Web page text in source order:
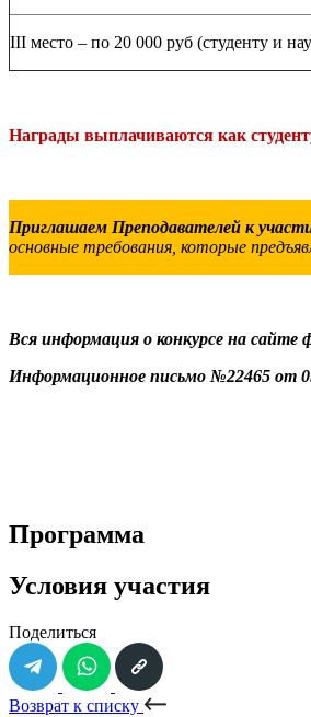
III место – по 20 000 руб (студенту и
Награды выплачиваются как
Приглашаем Преподавателей к
основные требования, которые
Вся информация о конкурсе на сайте
Информационное письмо №22465 от
Программа
Условия участия
Поделиться
Возврат к списку